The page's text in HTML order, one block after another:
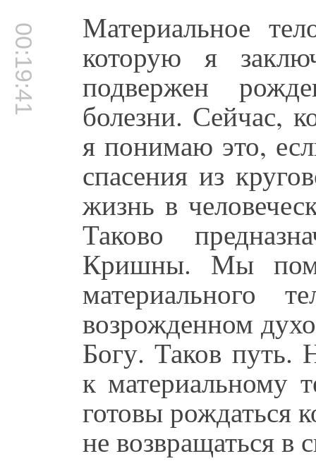
00:19:41 Материальное
которую я
подвержен
болезни. Сейчас,
я понимаю это,
спасения из
жизнь в
Таково
Кришны. Мы
материального
возрожденном
Богу. Таков путь.
к материальному
готовы рождаться
не возвращаться в